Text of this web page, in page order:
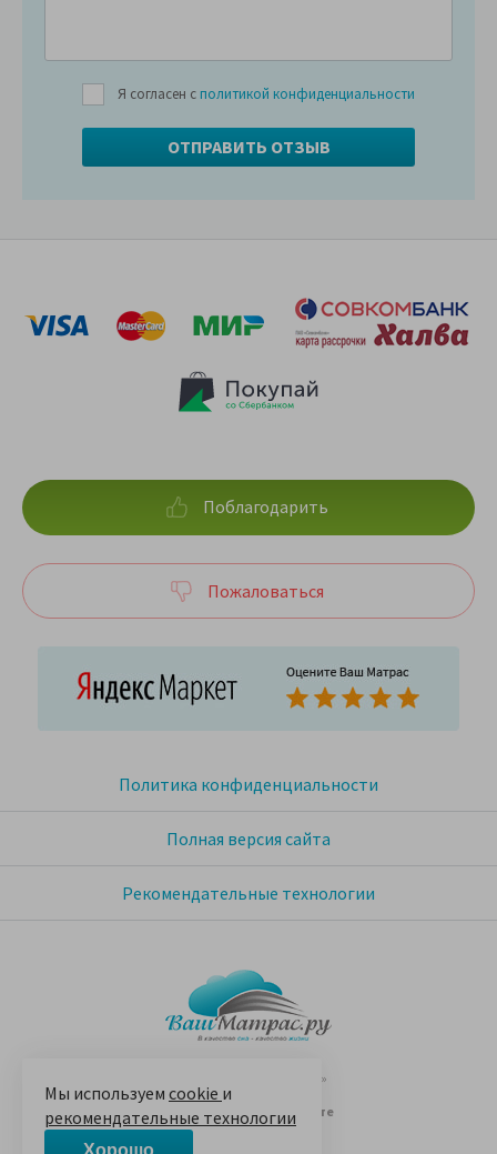
Я согласен с политикой конфиденциальности
© 2005-2026 «Ваш матрас»
14 лет на Яндекс.Маркете
Политика конфиденциальности
Полная версия сайта
Рекомендательные технологии
Поблагодарить
Пожаловаться
Мы используем cookie и
рекомендательные технологии
Хорошо